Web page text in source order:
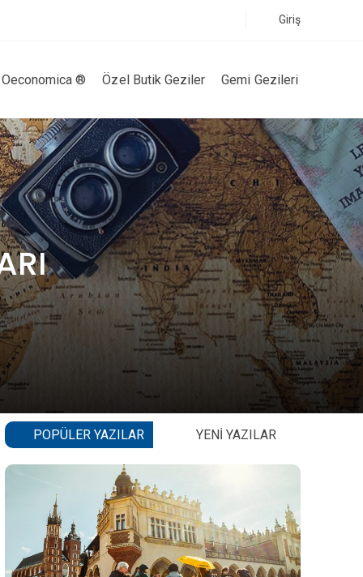
Giriş
Oeconomica ® Özel Butik Geziler Gemi Gezileri
POPÜLER YAZILAR YENI YAZILAR